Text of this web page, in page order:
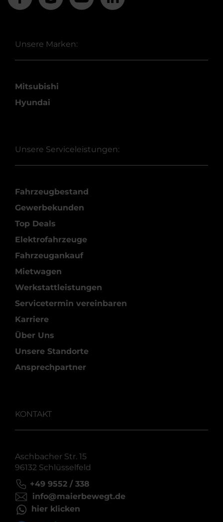
Unsere Marken:
Mitsubishi
Hyundai
Unsere Serviceleistungen:
Fahrzeugbestand
Gewerbekunden
Top Deals
Elektrofahrzeuge
Fahrzeugankauf
Mietwagen
Werkstattleistungen
Servicetermin vereinbaren
Karriere
Über Uns
Unsere Standorte
Ansprechpartner
KONTAKT
Aschbacher Str. 15
96132 Schlüsselfeld
+49 9552 / 338
info@maierbewegt.de
hier klicken